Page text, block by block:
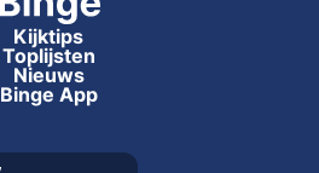
Kijktips
Toplijsten
Nieuws
Binge App